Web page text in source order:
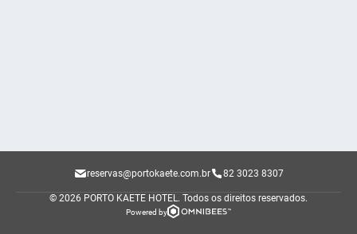
reservas@portokaete.com.br 82 3023 8307
© 2026 PORTO KAETE HOTEL. Todos os direitos reservados.
Powered by